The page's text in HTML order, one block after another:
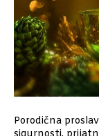
Porodična